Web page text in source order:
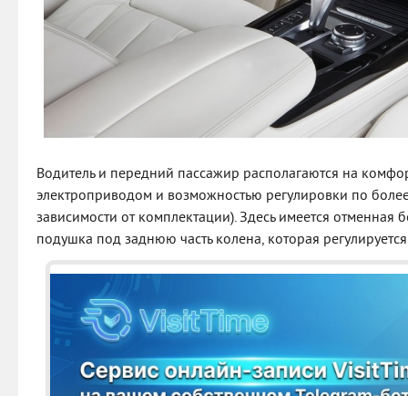
Водитель и передний пассажир располагаются на
электроприводом и возможностью регулировки по
зависимости от комплектации). Здесь имеется отменная
подушка под заднюю часть колена, которая